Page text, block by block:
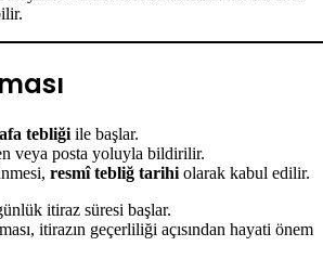
tebliği ile başlar.
veya posta yoluyla bildirilir.
resmî tebliğ tarihi olarak kabul edilir.
itiraz süresi başlar.
itirazın geçerliliği açısından hayati önem